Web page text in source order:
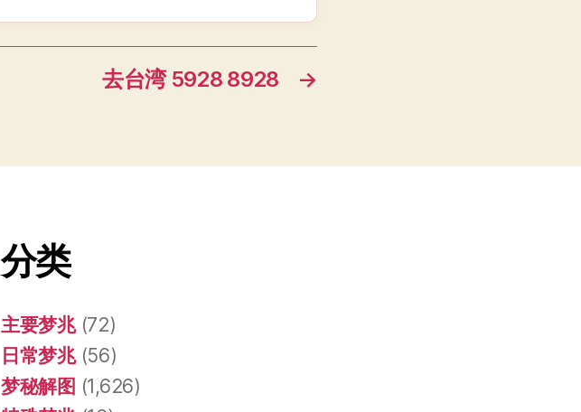
→
去台湾 5928 8928
分类
主要梦兆(72)
日常梦兆(56)
梦秘解图 (1,626)